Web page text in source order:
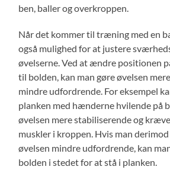
ben, baller og overkroppen.
Når det kommer til træning med en
også mulighed for at justere
øvelserne. Ved at ændre positionen
til bolden, kan man gøre øvelsen
mindre udfordrende. For eksempel
planken med hænderne hvilende på
øvelsen mere stabiliserende og
muskler i kroppen. Hvis man
øvelsen mindre udfordrende, kan
bolden i stedet for at stå i planken.